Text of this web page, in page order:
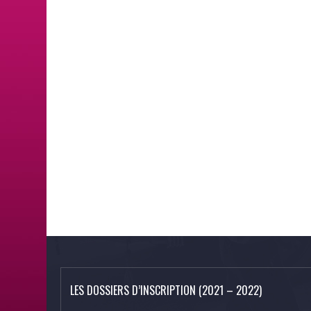
LES DOSSIERS D’INSCRIPTION (2021 – 2022)